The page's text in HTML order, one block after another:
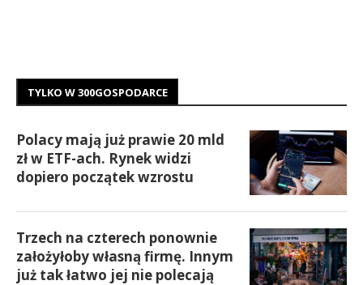
TYLKO W 300GOSPODARCE
Polacy mają już prawie 20 mld
zł w ETF-ach. Rynek widzi
dopiero początek wzrostu
Trzech na czterech ponownie
założyłoby własną firmę. Innym
już tak łatwo jej nie polecają